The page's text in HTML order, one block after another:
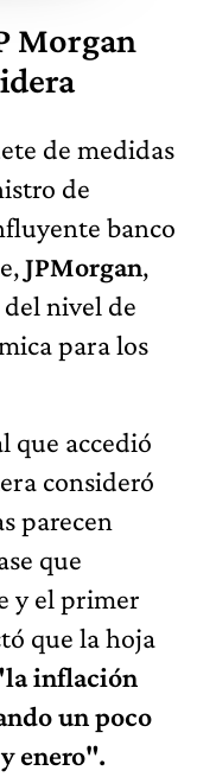
Morgan
de medidas
de
banco
JPMorgan,
nivel de
para los
que accedió
consideró
parecen
que
y el primer
que la hoja
inflación
un poco
enero".